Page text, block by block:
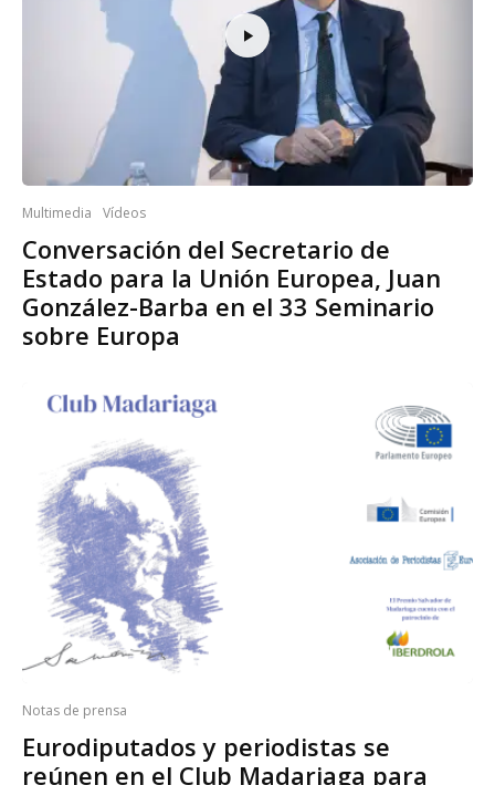
Multimedia Vídeos
Conversación del Secretario de
Estado para la Unión Europea, Juan
González-Barba en el 33 Seminario
sobre Europa
Notas de prensa
Eurodiputados y periodistas se
reúnen en el Club Madariaga para